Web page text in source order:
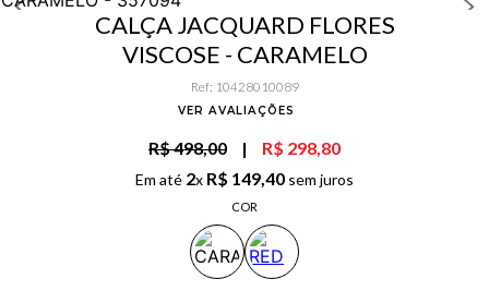
CALÇA JACQUARD FLORES
VISCOSE - CARAMELO
Ref: 10428010089
VER AVALIAÇÕES
R$ 498,00 | R$ 298,80
Em até 2x R$ 149,40 sem juros
COR